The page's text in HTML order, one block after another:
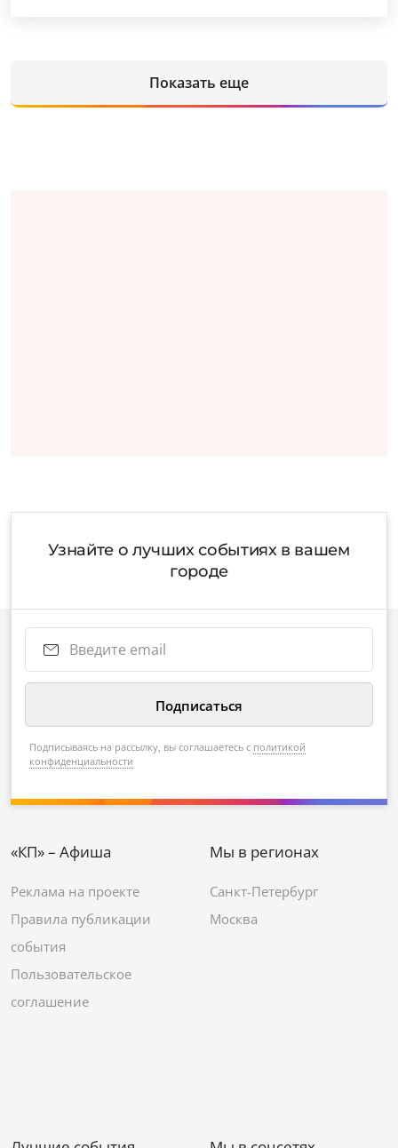
Показать еще
Узнайте о лучших событиях в вашем
городе
Подписываясь на рассылку, вы соглашаетесь с политикой
конфиденциальности
«КП» – Афиша
Реклама на проекте
Правила публикации
события
Пользовательское
соглашение
Мы в регионах
Санкт-Петербург
Москва